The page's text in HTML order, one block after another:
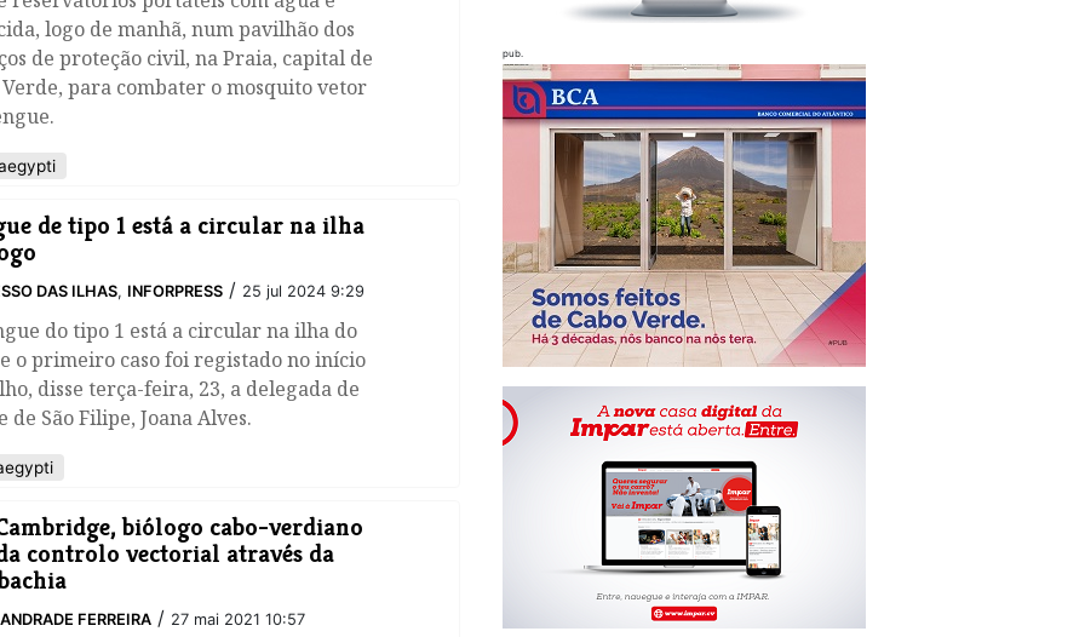
logo de manhã, num pavilhão dos
de proteção civil, na Praia, capital de
Verde, para combater o mosquito vetor
de tipo 1 está a circular na ilha
DAS ILHAS, INFORPRESS / 25 jul 2024 9:29
do tipo 1 está a circular na ilha do
o primeiro caso foi registado no início
disse terça-feira, 23, a delegada de
de São Filipe, Joana Alves.
biólogo cabo-verdiano
controlo vectorial através da
FERREIRA / 27 mai 2021 10:57
pub.